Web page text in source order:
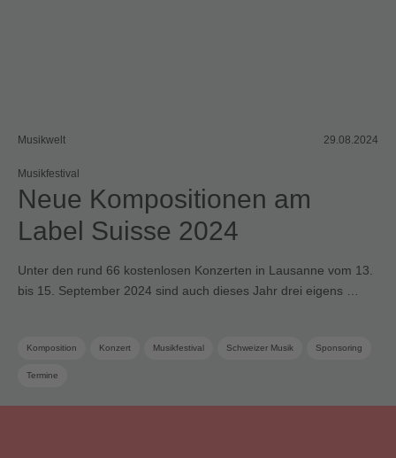
Musikwelt 29.08.2024
Musikfestival
Neue Kompositionen am
Label Suisse 2024
Unter den rund 66 kostenlosen Konzerten in Lausanne vom 13.
bis 15. September 2024 sind auch dieses Jahr drei eigens …
Komposition Konzert Musikfestival Schweizer Musik Sponsoring
Termine